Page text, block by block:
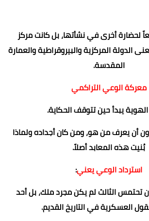
لحضارة أخرى في نشأتها، بل كانت مركز
الدولة المركزية والبيروقراطية والعمارة
المقدسة.
معركة الوعي التراكمي
يبدأ حين تتوقف الحكاية.
أن يعرف من هو، ومن كان أجداده ولماذا
بُنيت هذه المعابد أصلاً.
استرداد الوعي يعني:
تحتمس الثالث لم يكن مجرد ملك، بل أحد
العسكرية في التاريخ القديم.